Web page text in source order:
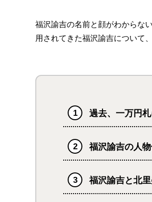
福沢諭吉の名前と顔がわからな
用されてきた福沢諭吉について
過去、一万円
福沢諭吉の人
福沢諭吉と北